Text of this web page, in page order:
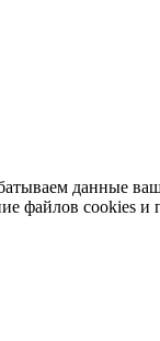
данные
файлов cookies и